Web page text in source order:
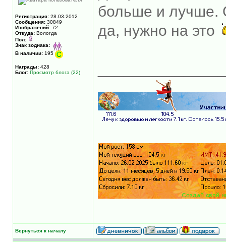
Регистрация: 28.03.2012
Сообщения: 30849
Изображений: 72
Откуда: Вологда
Пол:
Знак зодиака:
В наличии: 195
Награды: 428
Блог: Просмотр блога (22)
больше и лучше.
да, нужно на это
Вернуться к началу